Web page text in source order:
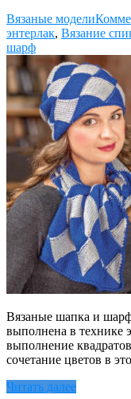
Вязаные модели
энтерлак, Вязание
шарф
Вязаные шапка и
выполнена в технике
выполнение
сочетание цветов в
Читать далее